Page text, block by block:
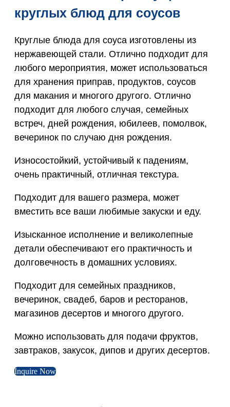
круглых блюд для соусов
Круглые блюда для соуса изготовлены из
нержавеющей стали. Отлично подходит для
любого мероприятия, может использоваться
для хранения приправ, продуктов, соусов
для макания и многого другого. Отлично
подходит для любого случая, семейных
встреч, дней рождения, юбилеев, помолвок,
вечеринок по случаю дня рождения.
Износостойкий, устойчивый к падениям,
очень практичный, отличная текстура.
Подходит для вашего размера, может
вместить все ваши любимые закуски и еду.
Изысканное исполнение и великолепные
детали обеспечивают его практичность и
долговечность в домашних условиях.
Подходит для семейных праздников,
вечеринок, свадеб, баров и ресторанов,
магазинов десертов и многого другого.
Можно использовать для подачи фруктов,
завтраков, закусок, дипов и других десертов.
Inquire Now